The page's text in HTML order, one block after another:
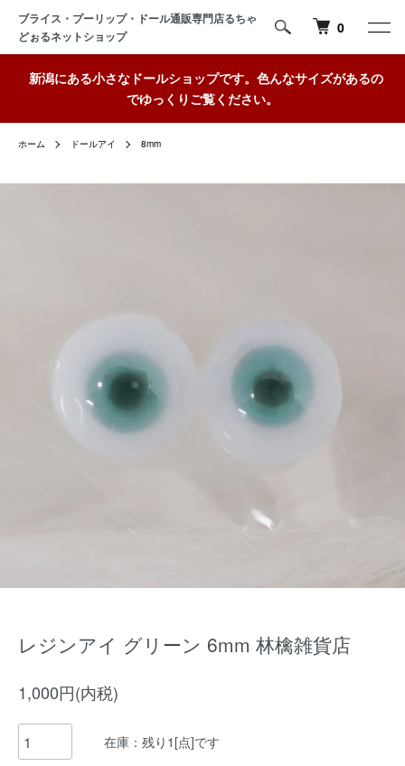
ブライス・プーリップ・ドール通販専門店るちゃ
どぉるネットショップ
0
新潟にある小さなドールショップです。色んなサイズがあるの
でゆっくりご覧ください。
ホーム ドールアイ 8mm
レジンアイ グリーン 6mm 林檎雑貨店
1,000円(内税)
在庫：残り1[点]です